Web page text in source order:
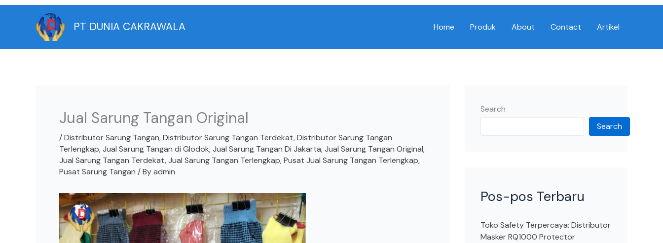
Skip
PT DUNIA CAKRAWALA Home Produk About Contact Artikel
Jual Sarung Tangan Original
/Distributor Sarung Tangan,Distributor Sarung Tangan Terdekat,Distributor Sarung Tangan
Terlengkap,Jual Sarung Tangan di Glodok,Jual Sarung Tangan Di Jakarta,Jual Sarung Tangan Original,
Jual Sarung Tangan Terdekat,Jual Sarung Tangan Terlengkap,Pusat Jual Sarung Tangan Terlengkap,
Pusat Sarung Tangan / Byadmin
Search
Search
Pos-pos Terbaru
Toko Safety Terpercaya: Distributor
Masker RQ1000 Protector